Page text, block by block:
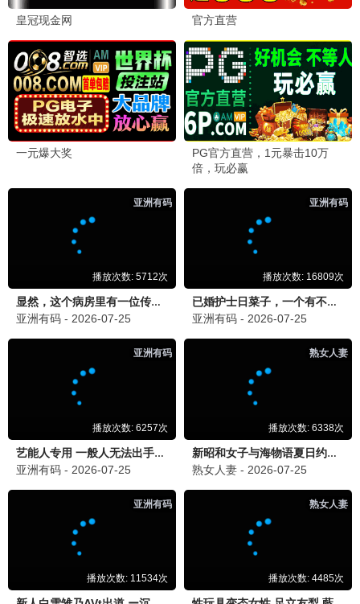
独行月球2
2026 / 科幻 / 喜剧